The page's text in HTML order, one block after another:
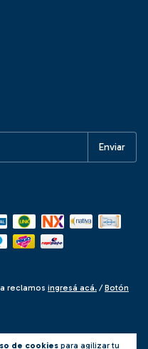
de cookies para agilizar tu
reclamos ingresá acá. / Botón
Todos los derechos